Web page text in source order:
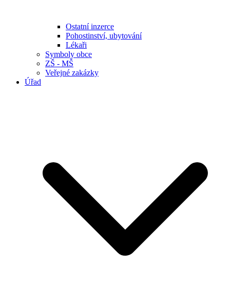
Ostatní inzerce
Pohostinství, ubytování
Lékaři
Symboly obce
ZŠ - MŠ
Veřejné zakázky
Úřad